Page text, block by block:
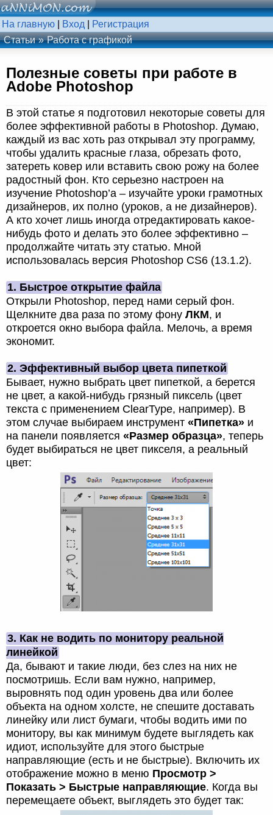
На главную Вход
Регистрация
Статьи
Работа с графикой
Полезные советы при работе в
Adobe Photoshop
В этой статье я подготовил некоторые советы для
более эффективной работы в Photoshop. Думаю,
каждый из вас хоть раз открывал эту программу,
чтобы удалить красные глаза, обрезать фото,
затереть ковер или вставить свою рожу на более
радостный фон. Кто серьезно настроен на
изучение Photoshop’а – изучайте уроки грамотных
дизайнеров, их полно (уроков, а не дизайнеров).
А кто хочет лишь иногда отредактировать какое-
нибудь фото и делать это более эффективно –
продолжайте читать эту статью. Мной
использовалась версия Photoshop CS6 (13.1.2).
1. Быстрое открытие файла
Открыли Photoshop, перед нами серый фон.
Щелкните два раза по этому фону ЛКМ, и
откроется окно выбора файла. Мелочь, а время
экономит.
2. Эффективный выбор цвета пипеткой
Бывает, нужно выбрать цвет пипеткой, а берется
не цвет, а какой-нибудь грязный пиксель (цвет
текста с применением ClearType, например). В
этом случае выбираем инструмент «Пипетка» и
на панели появляется «Размер образца», теперь
будет выбираться не цвет пикселя, а реальный
цвет:
3. Как не водить по монитору реальной
линейкой
Да, бывают и такие люди, без слез на них не
посмотришь. Если вам нужно, например,
выровнять под один уровень два или более
объекта на одном холсте, не спешите доставать
линейку или лист бумаги, чтобы водить ими по
монитору, вы как минимум будете выглядеть как
идиот, используйте для этого быстрые
направляющие (есть и не быстрые). Включить их
отображение можно в меню Просмотр >
Показать > Быстрые направляющие. Когда вы
перемещаете объект, выглядеть это будет так: